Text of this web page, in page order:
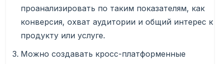
проанализировать по таким показателям, как
конверсия, охват аудитории и общий интерес к
продукту или услуге.
Можно создавать кросс-платформенные